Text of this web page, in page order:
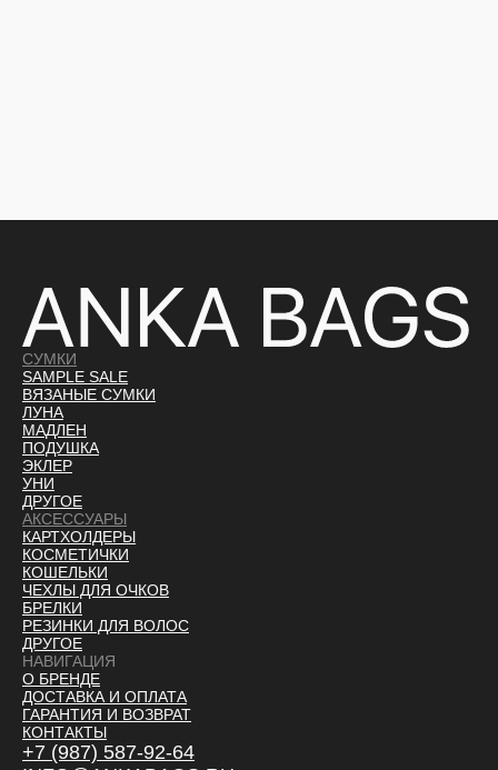
СУМКИ
SAMPLE SALE
ВЯЗАНЫЕ СУМКИ
ЛУНА
МАДЛЕН
ПОДУШКА
ЭКЛЕР
УНИ
ДРУГОЕ
АКСЕССУАРЫ
КАРТХОЛДЕРЫ
КОСМЕТИЧКИ
КОШЕЛЬКИ
ЧЕХЛЫ ДЛЯ ОЧКОВ
БРЕЛКИ
РЕЗИНКИ ДЛЯ ВОЛОС
ДРУГОЕ
НАВИГАЦИЯ
О БРЕНДЕ
ДОСТАВКА И ОПЛАТА
ГАРАНТИЯ И ВОЗВРАТ
КОНТАКТЫ
+7 (987) 587-92-64